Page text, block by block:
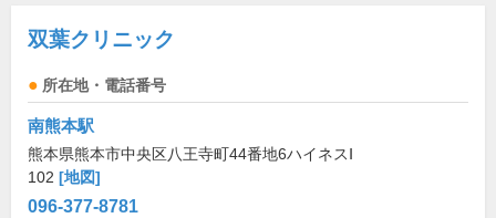
双葉クリニック
所在地・電話番号
南熊本駅
熊本県熊本市中央区八王寺町44番地6ハイネスⅠ
102 [地図]
096-377-8781